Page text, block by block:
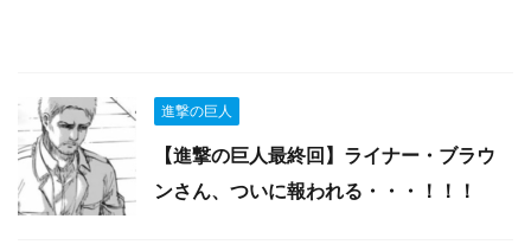
進撃の巨人
【進撃の巨人最終回】ライナー・ブラウ
ンさん、ついに報われる・・・！！！